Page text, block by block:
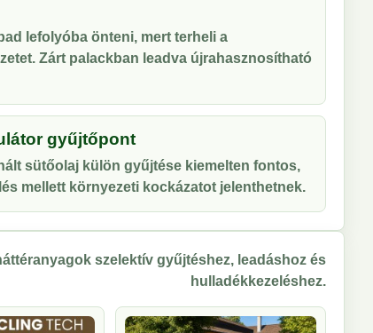
lefolyóba önteni, mert terheli a
Zárt palackban leadva újrahasznosítható
gyűjtőpont
sütőolaj külön gyűjtése kiemelten fontos,
mellett környezeti kockázatot jelenthetnek.
szelektív gyűjtéshez, leadáshoz és
hulladékkezeléshez.